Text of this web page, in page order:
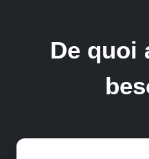
De quoi